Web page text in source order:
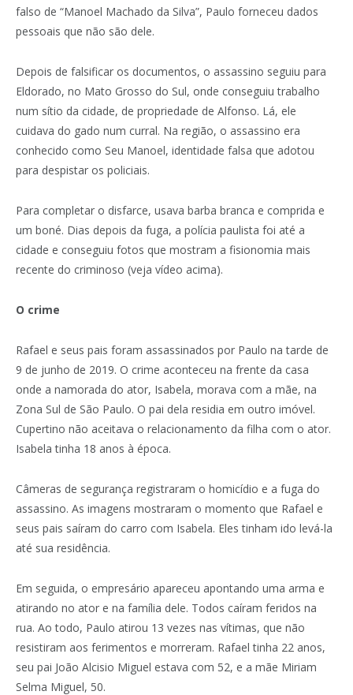
falso de “Manoel Machado da Silva”, Paulo forneceu dados
pessoais que não são dele.
Depois de falsificar os documentos, o assassino seguiu para
Eldorado, no Mato Grosso do Sul, onde conseguiu trabalho
num sítio da cidade, de propriedade de Alfonso. Lá, ele
cuidava do gado num curral. Na região, o assassino era
conhecido como Seu Manoel, identidade falsa que adotou
para despistar os policiais.
Para completar o disfarce, usava barba branca e comprida e
um boné. Dias depois da fuga, a polícia paulista foi até a
cidade e conseguiu fotos que mostram a fisionomia mais
recente do criminoso (veja vídeo acima).
O crime
Rafael e seus pais foram assassinados por Paulo na tarde de
9 de junho de 2019. O crime aconteceu na frente da casa
onde a namorada do ator, Isabela, morava com a mãe, na
Zona Sul de São Paulo. O pai dela residia em outro imóvel.
Cupertino não aceitava o relacionamento da filha com o ator.
Isabela tinha 18 anos à época.
Câmeras de segurança registraram o homicídio e a fuga do
assassino. As imagens mostraram o momento que Rafael e
seus pais saíram do carro com Isabela. Eles tinham ido levá-la
até sua residência.
Em seguida, o empresário apareceu apontando uma arma e
atirando no ator e na família dele. Todos caíram feridos na
rua. Ao todo, Paulo atirou 13 vezes nas vítimas, que não
resistiram aos ferimentos e morreram. Rafael tinha 22 anos,
seu pai João Alcisio Miguel estava com 52, e a mãe Miriam
Selma Miguel, 50.